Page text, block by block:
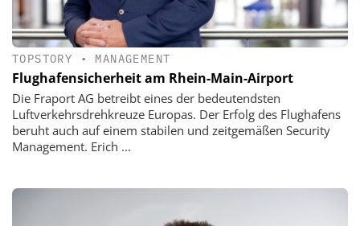
TOPSTORY • MANAGEMENT
Flughafensicherheit am Rhein-Main-Airport
Die Fraport AG betreibt eines der bedeutendsten
Luftverkehrsdrehkreuze Europas. Der Erfolg des Flughafens
beruht auch auf einem stabilen und zeitgemäßen Security
Management. Erich ...